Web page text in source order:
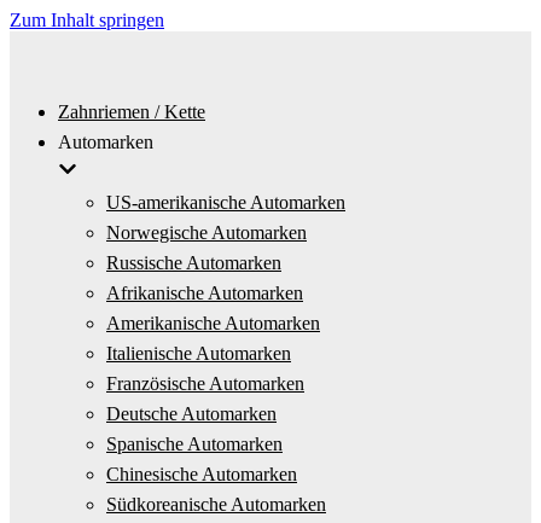
Zum Inhalt springen
Zahnriemen / Kette
Automarken
US-amerikanische Automarken
Norwegische Automarken
Russische Automarken
Afrikanische Automarken
Amerikanische Automarken
Italienische Automarken
Französische Automarken
Deutsche Automarken
Spanische Automarken
Chinesische Automarken
Südkoreanische Automarken